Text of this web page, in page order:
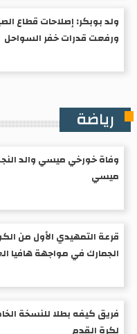
ولد بوبكر: إصلاحات قطاع
ورفعت قدرات خفر السواحل
رياضة
وفاة خورخي ميسي والد
ميسي
قرعة التمهيدي الأول من
الجمارك في مواجهة هافيا
فريق كيفه بطلا للنسخة
لكرة القدم